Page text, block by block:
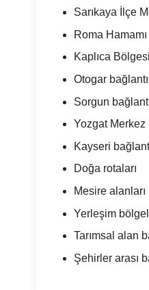
Sarıkaya İlçe
Roma Hamamı
Kaplıca Bölgesi
Otogar
Sorgun
Yozgat Merkez
Kayseri
Doğa rotaları
Mesire alanları
Yerleşim
Tarımsal alan
Şehirler arası